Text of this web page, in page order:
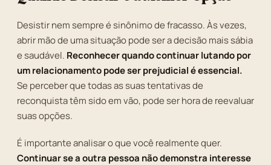
Desistir nem sempre é sinônimo de fracasso. Às vezes,
abrir mão de uma situação pode ser a decisão mais sábia
e saudável. Reconhecer quando continuar lutando por
um relacionamento pode ser prejudicial é essencial.
Se perceber que todas as suas tentativas de
reconquista têm sido em vão, pode ser hora de reevaluar
suas opções.
É importante analisar o que você realmente quer.
Continuar se a outra pessoa não demonstra interesse